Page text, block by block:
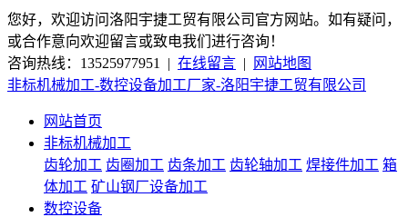
您好，欢迎访问洛阳宇捷工贸有限公司官方网站。如有疑问，
或合作意向欢迎留言或致电我们进行咨询！
咨询热线：13525977951 | 在线留言 |
网站地图
非标机械加工-数控设备加工厂家-洛阳宇捷工贸有限公司
网站首页
非标机械加工
齿轮加工 齿圈加工 齿条加工 齿轮轴加工 焊接件加工 箱
体加工 矿山钢厂设备加工
数控设备